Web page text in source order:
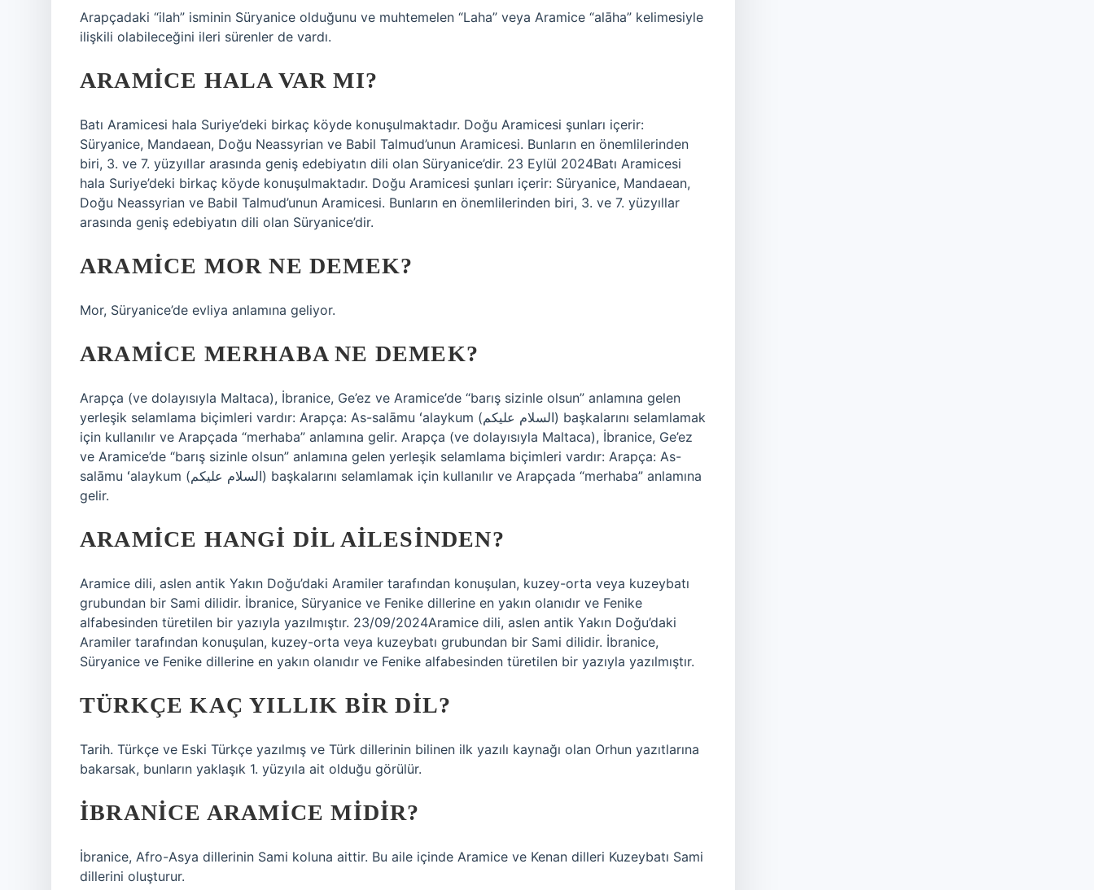
Arapçadaki “ilah” isminin Süryanice olduğunu ve muhtemelen “Laha” veya Aramice “alāha” kelimesiyle
ilişkili olabileceğini ileri sürenler de vardı.
ARAMICE HALA VAR MI?
Batı Aramicesi hala Suriye’deki birkaç köyde konuşulmaktadır. Doğu Aramicesi şunları içerir:
Süryanice, Mandaean, Doğu Neassyrian ve Babil Talmud’unun Aramicesi. Bunların en önemlilerinden
biri, 3. ve 7. yüzyıllar arasında geniş edebiyatın dili olan Süryanice’dir. 23 Eylül 2024Batı Aramicesi
hala Suriye’deki birkaç köyde konuşulmaktadır. Doğu Aramicesi şunları içerir: Süryanice, Mandaean,
Doğu Neassyrian ve Babil Talmud’unun Aramicesi. Bunların en önemlilerinden biri, 3. ve 7. yüzyıllar
arasında geniş edebiyatın dili olan Süryanice’dir.
ARAMICE MOR NE DEMEK?
Mor, Süryanice’de evliya anlamına geliyor.
ARAMICE MERHABA NE DEMEK?
Arapça (ve dolayısıyla Maltaca), İbranice, Ge’ez ve Aramice’de “barış sizinle olsun” anlamına gelen
yerleşik selamlama biçimleri vardır: Arapça: As-salāmu ʻalaykum (السلام عليكم) başkalarını selamlamak
için kullanılır ve Arapçada “merhaba” anlamına gelir. Arapça (ve dolayısıyla Maltaca), İbranice, Ge’ez
ve Aramice’de “barış sizinle olsun” anlamına gelen yerleşik selamlama biçimleri vardır: Arapça: As-
salāmu ʻalaykum (السلام عليكم) başkalarını selamlamak için kullanılır ve Arapçada “merhaba” anlamına
gelir.
ARAMICE HANGI DIL AILESINDEN?
Aramice dili, aslen antik Yakın Doğu’daki Aramiler tarafından konuşulan, kuzey-orta veya kuzeybatı
grubundan bir Sami dilidir. İbranice, Süryanice ve Fenike dillerine en yakın olanıdır ve Fenike
alfabesinden türetilen bir yazıyla yazılmıştır. 23/09/2024Aramice dili, aslen antik Yakın Doğu’daki
Aramiler tarafından konuşulan, kuzey-orta veya kuzeybatı grubundan bir Sami dilidir. İbranice,
Süryanice ve Fenike dillerine en yakın olanıdır ve Fenike alfabesinden türetilen bir yazıyla yazılmıştır.
TÜRKÇE KAÇ YILLIK BIR DIL?
Tarih. Türkçe ve Eski Türkçe yazılmış ve Türk dillerinin bilinen ilk yazılı kaynağı olan Orhun yazıtlarına
bakarsak, bunların yaklaşık 1. yüzyıla ait olduğu görülür.
İBRANICE ARAMICE MIDIR?
İbranice, Afro-Asya dillerinin Sami koluna aittir. Bu aile içinde Aramice ve Kenan dilleri Kuzeybatı Sami
dillerini oluşturur.